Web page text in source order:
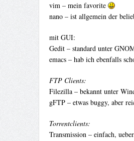
vim – mein favorite
nano – ist allgemein der
mit GUI:
Gedit – standard unter
emacs – hab ich ebenfalls
FTP Clients:
Filezilla – bekannt unter
gFTP – etwas buggy, aber
Torrentclients:
Transmission – einfach,